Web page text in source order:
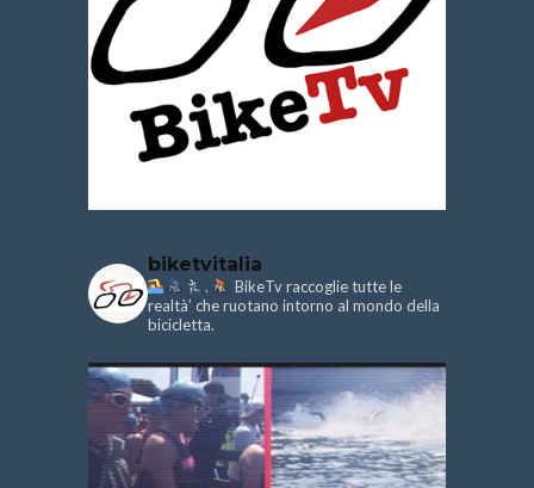
biketvitalia
.
BikeTv raccoglie tutte le
realtà’ che ruotano intorno al mondo della
bicicletta.